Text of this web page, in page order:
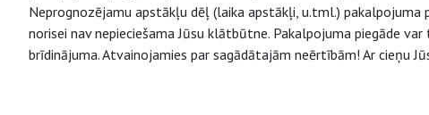
Neprognozējamu apstākļu dēļ (laika apstākļi, u.tml.)
norisei nav nepieciešama Jūsu klātbūtne. Pakalpojuma piegāde
brīdinājuma. Atvainojamies par sagādātajām neērtībām! Ar cieņu